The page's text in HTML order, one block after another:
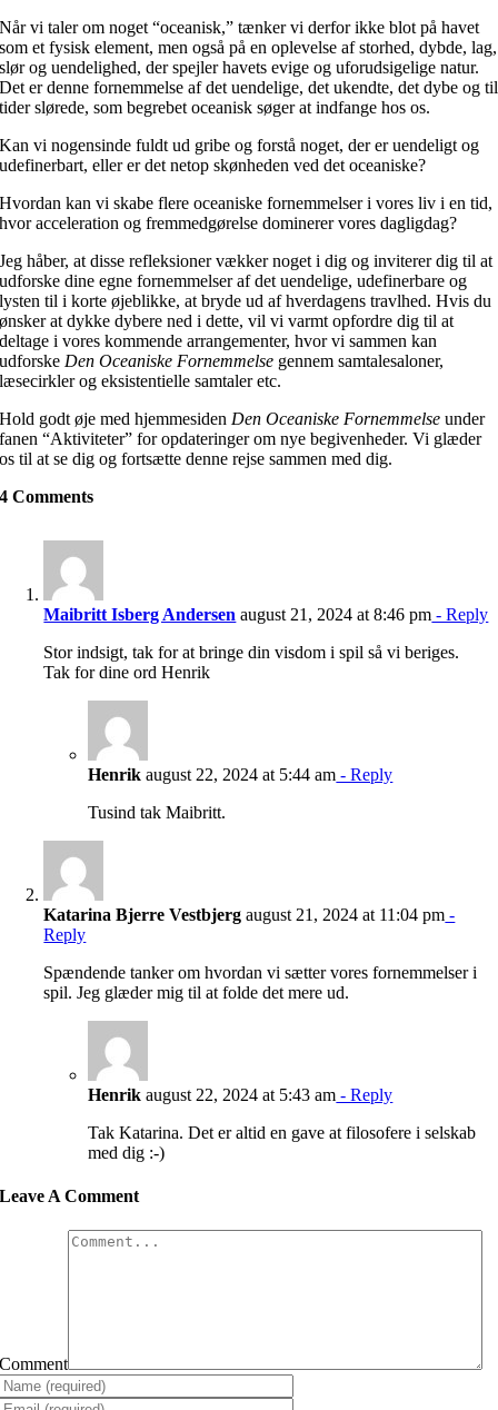
Når vi taler om noget “oceanisk,” tænker vi derfor ikke blot på havet
som et fysisk element, men også på en oplevelse af storhed, dybde, lag,
slør og uendelighed, der spejler havets evige og uforudsigelige natur.
Det er denne fornemmelse af det uendelige, det ukendte, det dybe og til
tider slørede, som begrebet oceanisk søger at indfange hos os.
Kan vi nogensinde fuldt ud gribe og forstå noget, der er uendeligt og
udefinerbart, eller er det netop skønheden ved det oceaniske?
Hvordan kan vi skabe flere oceaniske fornemmelser i vores liv i en tid,
hvor acceleration og fremmedgørelse dominerer vores dagligdag?
Jeg håber, at disse refleksioner vækker noget i dig og inviterer dig til at
udforske dine egne fornemmelser af det uendelige, udefinerbare og
lysten til i korte øjeblikke, at bryde ud af hverdagens travlhed. Hvis du
ønsker at dykke dybere ned i dette, vil vi varmt opfordre dig til at
deltage i vores kommende arrangementer, hvor vi sammen kan
udforske Den Oceaniske Fornemmelse gennem samtalesaloner,
læsecirkler og eksistentielle samtaler etc.
Hold godt øje med hjemmesiden Den Oceaniske Fornemmelse under
fanen “Aktiviteter” for opdateringer om nye begivenheder. Vi glæder
os til at se dig og fortsætte denne rejse sammen med dig.
4 Comments
Maibritt Isberg Andersen august 21, 2024 at 8:46 pm - Reply
Stor indsigt, tak for at bringe din visdom i spil så vi beriges.
Tak for dine ord Henrik
Henrik august 22, 2024 at 5:44 am - Reply
Tusind tak Maibritt.
Katarina Bjerre Vestbjerg august 21, 2024 at 11:04 pm -
Reply
Spændende tanker om hvordan vi sætter vores fornemmelser i
spil. Jeg glæder mig til at folde det mere ud.
Henrik august 22, 2024 at 5:43 am - Reply
Tak Katarina. Det er altid en gave at filosofere i selskab
med dig :-)
Leave A Comment
Comment